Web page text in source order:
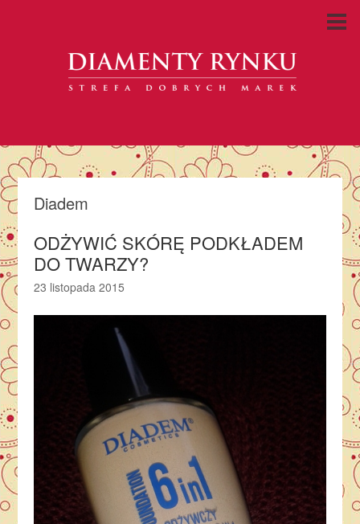
Diadem
ODŻYWIĆ SKÓRĘ PODKŁADEM
DO TWARZY?
23 listopada 2015